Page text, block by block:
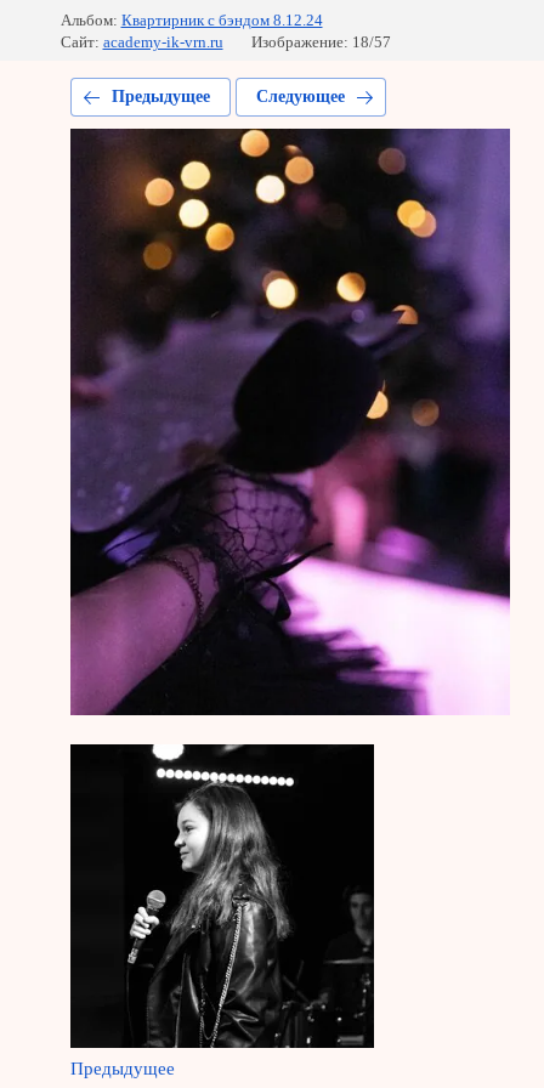
Альбом: Квартирник с бэндом 8.12.24
Сайт: academy-ik-vrn.ru Изображение: 18/57
Предыдущее Следующее
Предыдущее